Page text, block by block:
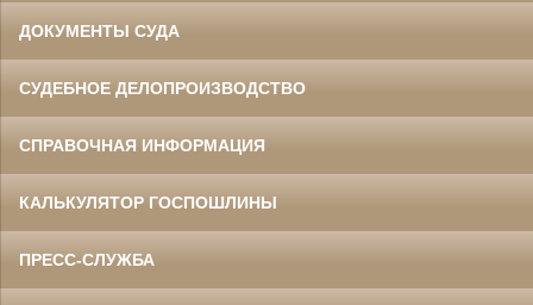
ДОКУМЕНТЫ СУДА
СУДЕБНОЕ ДЕЛОПРОИЗВОДСТВО
СПРАВОЧНАЯ ИНФОРМАЦИЯ
КАЛЬКУЛЯТОР ГОСПОШЛИНЫ
ПРЕСС-СЛУЖБА